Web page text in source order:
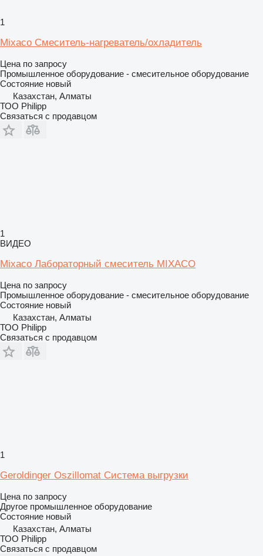
1
Mixaco Смеситель-нагреватель/охладитель
Цена по запросу
Промышленное оборудование - смесительное оборудование
Состояние новый
Казахстан, Алматы
ТОО Philipp
Связаться с продавцом
1
ВИДЕО
Mixaco Лабораторный смеситель MIXACO
Цена по запросу
Промышленное оборудование - смесительное оборудование
Состояние новый
Казахстан, Алматы
ТОО Philipp
Связаться с продавцом
1
Geroldinger Oszillomat Система выгрузки
Цена по запросу
Другое промышленное оборудование
Состояние новый
Казахстан, Алматы
ТОО Philipp
Связаться с продавцом